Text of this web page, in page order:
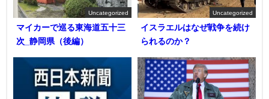
Uncategorized
マイカーで巡る東海道五十三
次_静岡県（後編）
Uncategorized
イスラエルはなぜ戦争を続け
られるのか？